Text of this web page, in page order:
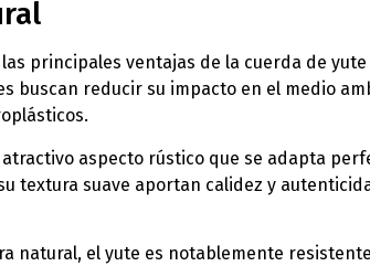
las principales ventajas de la cuerda de
buscan reducir su impacto en el medio
aspecto rústico que se adapta
textura suave aportan calidez y
natural, el yute es notablemente